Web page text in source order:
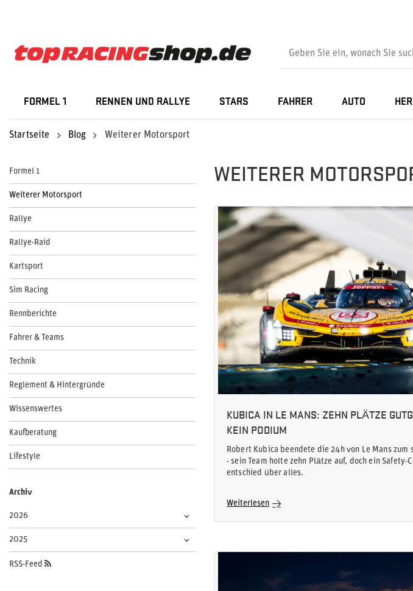
FORMEL 1 RENNEN UND RALLYE STARS FAHRER AUTO
Startseite Blog Weiterer Motorsport
Formel 1
Weiterer Motorsport
Rallye
Rallye-Raid
Kartsport
Sim Racing
Rennberichte
Fahrer & Teams
Technik
Reglement & Hintergründe
Wissenswertes
Kaufberatung
Lifestyle
Archiv
2026
2025
RSS-Feed
WEITERER
KUBICA IN LE MANS: ZEHN PLÄTZE
KEIN PODIUM
Robert Kubica beendete die 24h von Le Mans zum
- sein Team holte zehn Plätze auf, doch ein Safety-
entschied über alles.
Weiterlesen